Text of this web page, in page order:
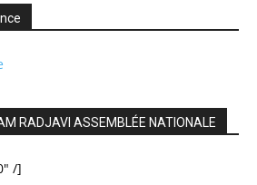
RADJAVI ASSEMBLÉE NATIONALE
/]